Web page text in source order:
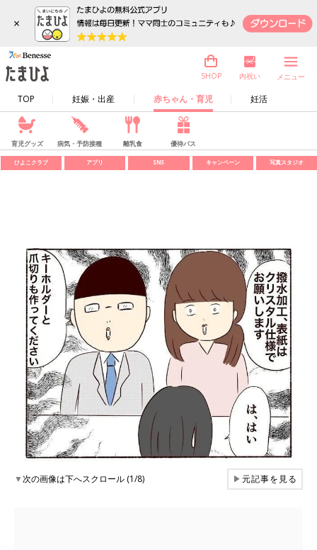
×
TOP 妊娠・出産 赤ちゃん・育児 妊活
SHOP 内祝い メニュー
育児グッズ 病気・予防接種 離乳食 優待パス
ひよこクラブ アプリ SNS キャンペーン 写真スタジオ
▼次の画像は下へスクロール (1/8) ▶元記事を見る